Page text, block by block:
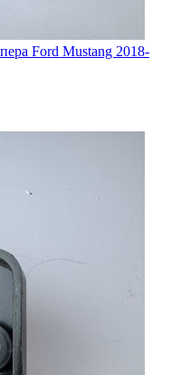
Ford Mustang 2018-